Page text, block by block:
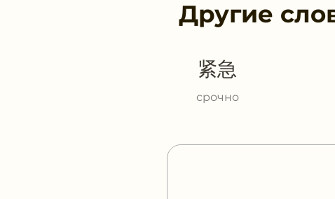
Другие
紧急
срочно